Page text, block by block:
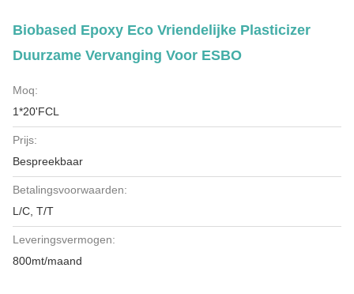
Biobased Epoxy Eco Vriendelijke Plasticizer
Duurzame Vervanging Voor ESBO
Moq:
1*20'FCL
Prijs:
Bespreekbaar
Betalingsvoorwaarden:
L/C, T/T
Leveringsvermogen:
800mt/maand